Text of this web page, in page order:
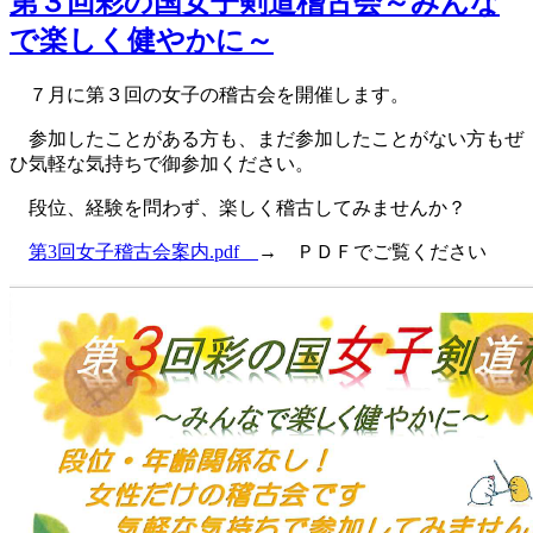
で楽しく健やかに～
７月に第３回の女子の稽古会を開催します。
参加したことがある方も、まだ参加したことがない方もぜ
ひ気軽な気持ちで御参加ください。
段位、経験を問わず、楽しく稽古してみませんか？
第3回女子稽古会案内.pdf → ＰＤＦでご覧ください